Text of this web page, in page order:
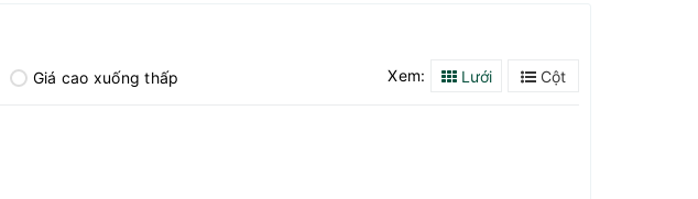
Giá cao xuống thấp Xem: Lưới Cột